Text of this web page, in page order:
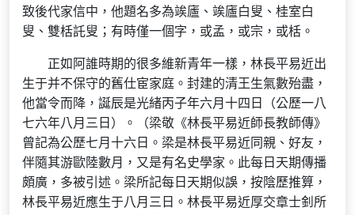
致後代家信中，他題名多為竢廬、竢廬白叟、桂室白
叟、雙栝託叟；有時僅一個字，或孟，或宗，或栝。
正如阿誰時期的很多維新青年一樣，林長平易近出
生于并不保守的舊仕宦家庭。封建的清王生氣數殆盡，
他當令而降，誕辰是光緒丙子年六月十四日（公歷一八
七六年八月三日）。（梁敬《林長平易近師長教師傳》
曾記為公歷七月十六日。梁是林長平易近同親、好友，
伴隨其游歐陸數月，又是有名史學家。此每日天期傳播
頗廣，多被引述。梁所記每日天期似誤，按陰歷推算，
林長平易近應生于八月三日。林長平易近厚交章士釗所